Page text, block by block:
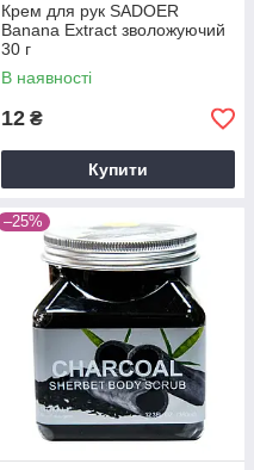
Крем для рук SADOER
Banana Extract зволожуючий
30 г
В наявності
12 ₴
Купити
–25%